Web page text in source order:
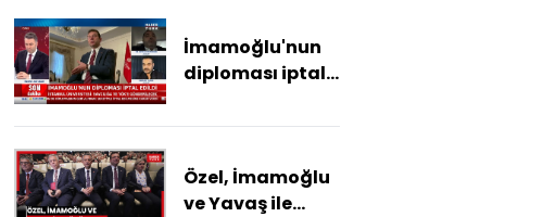
İmamoğlu'nun
diploması iptal
Özel, İmamoğlu
ve Yavaş ile